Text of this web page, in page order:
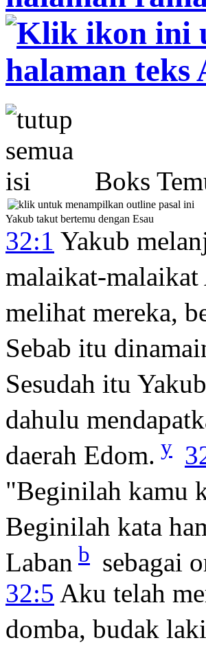
Boks
Yakub takut bertemu dengan Esau
32:1 Yakub
malaikat-
melihat mereka,
Sebab itu
Sesudah itu
dahulu
daerah Edom. y
"Beginilah kamu
Beginilah kata
Laban b sebagai
32:5 Aku telah
domba, budak